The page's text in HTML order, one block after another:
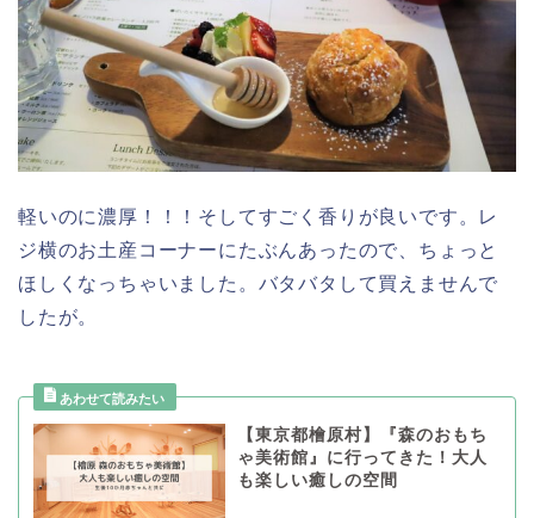
軽いのに濃厚！！！そしてすごく香りが良いです。レ
ジ横のお土産コーナーにたぶんあったので、ちょっと
ほしくなっちゃいました。バタバタして買えませんで
したが。
【東京都檜原村】『森のおもち
ゃ美術館』に行ってきた！大人
も楽しい癒しの空間